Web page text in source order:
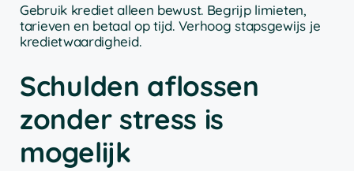
Gebruik krediet alleen bewust. Begrijp limieten,
tarieven en betaal op tijd. Verhoog stapsgewijs je
kredietwaardigheid.
Schulden aflossen
zonder stress is
mogelijk